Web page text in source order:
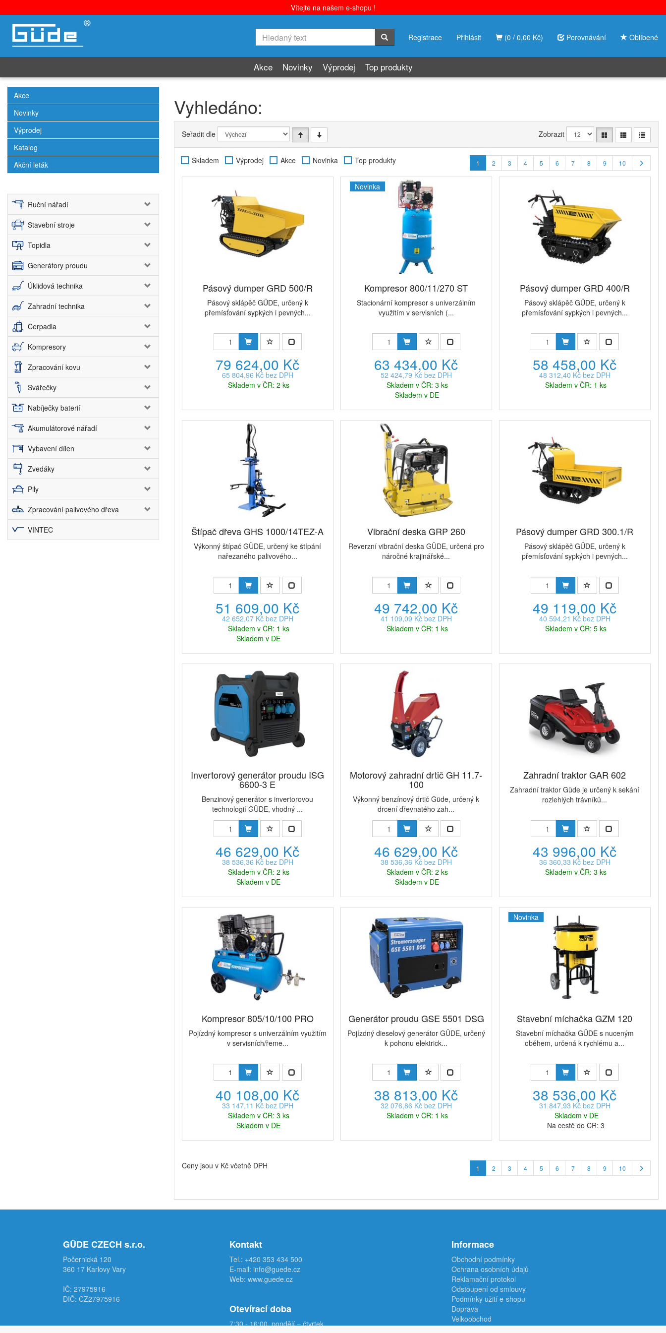
Vítejte na našem e-shopu !
(0 / 0,00 Kč) Porovnávání Oblíbené
Registrace Přihlásit
Akce Novinky Výprodej Top produkty
Akce
Novinky
Výprodej
Katalog
Akční leták
Ruční nářadí
Stavební stroje
Topidla
Generátory proudu
Úklidová technika
Zahradní technika
Čerpadla
Kompresory
Zpracování kovu
Svářečky
Nabíječky baterií
Akumulátorové nářadí
Vybavení dílen
Zvedáky
Pily
Zpracování palivového dřeva
VINTEC
Vyhledáno:
Seřadit dle Zobrazit
Skladem Výprodej Akce Novinka Top produkty 1 2 3 4 5 6 7 8 9 10
Pásový dumper GRD 500/R
Pásový sklápěč GÜDE, určený k
přemísťování sypkých i pevných...
79 624,00 Kč
65 804,96 Kč bez DPH
Skladem v ČR: 2 ks
Novinka
Kompresor 800/11/270 ST
Stacionární kompresor s univerzálním
využitím v servisních (...
63 434,00 Kč
52 424,79 Kč bez DPH
Skladem v ČR: 3 ks
Skladem v DE
Pásový dumper GRD 400/R
Pásový sklápěč GÜDE, určený k
přemísťování sypkých i pevných...
58 458,00 Kč
48 312,40 Kč bez DPH
Skladem v ČR: 1 ks
Štípač dřeva GHS 1000/14TEZ-A
Výkonný štípač GÜDE, určený ke štípání
nařezaného palivového...
51 609,00 Kč
42 652,07 Kč bez DPH
Skladem v ČR: 1 ks
Skladem v DE
Vibrační deska GRP 260
Reverzní vibrační deska GÜDE, určená pro
náročné krajinářské...
49 742,00 Kč
41 109,09 Kč bez DPH
Skladem v ČR: 1 ks
Pásový dumper GRD 300.1/R
Pásový sklápěč GÜDE, určený k
přemísťování sypkých i pevných...
49 119,00 Kč
40 594,21 Kč bez DPH
Skladem v ČR: 5 ks
Invertorový generátor proudu ISG
6600-3 E
Benzinový generátor s invertorovou
technologií GÜDE, vhodný ...
46 629,00 Kč
38 536,36 Kč bez DPH
Skladem v ČR: 2 ks
Skladem v DE
Motorový zahradní drtič GH 11.7-
100
Výkonný benzínový drtič Güde, určený k
drcení dřevnatého zah...
46 629,00 Kč
38 536,36 Kč bez DPH
Skladem v ČR: 2 ks
Skladem v DE
Zahradní traktor GAR 602
Zahradní traktor Güde je určený k sekání
rozlehlých trávníků...
43 996,00 Kč
36 360,33 Kč bez DPH
Skladem v ČR: 3 ks
Kompresor 805/10/100 PRO
Pojízdný kompresor s univerzálním využitím
v servisních/řeme...
40 108,00 Kč
33 147,11 Kč bez DPH
Skladem v ČR: 3 ks
Skladem v DE
Generátor proudu GSE 5501 DSG
Pojízdný dieselový generátor GÜDE, určený
k pohonu elektrick...
38 813,00 Kč
32 076,86 Kč bez DPH
Skladem v ČR: 1 ks
Novinka
Stavební míchačka GZM 120
Stavební míchačka GÜDE s nuceným
oběhem, určená k rychlému a...
38 536,00 Kč
31 847,93 Kč bez DPH
Skladem v DE
Na cestě do ČR: 3
Ceny jsou v Kč včetně DPH 1 2 3 4 5 6 7 8 9 10
GÜDE CZECH s.r.o.
Počernická 120
360 17 Karlovy Vary
IČ: 27975916
DIČ: CZ27975916
Kontakt
Tel.: +420 353 434 500
E-mail: info@guede.cz
Web: www.guede.cz
Otevírací doba
7:30 - 16:00, pondělí – čtvrtek
Informace
Obchodní podmínky
Ochrana osobních údajů
Reklamační protokol
Odstoupení od smlouvy
Podmínky užití e-shopu
Doprava
Velkoobchod
Kontakt